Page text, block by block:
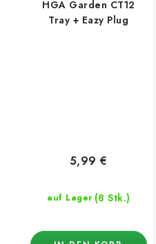
HGA Garden CT12
Tray + Eazy Plug
auf Lager (8 Stk.)
5,99 €